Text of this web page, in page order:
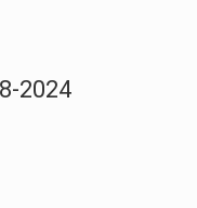
2024